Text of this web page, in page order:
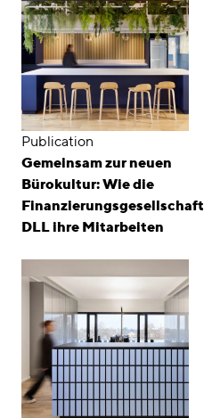
Publication
Gemeinsam zur neuen
Bürokultur: Wie die
Finanzierungsgesellschaft
DLL ihre Mitarbeiten